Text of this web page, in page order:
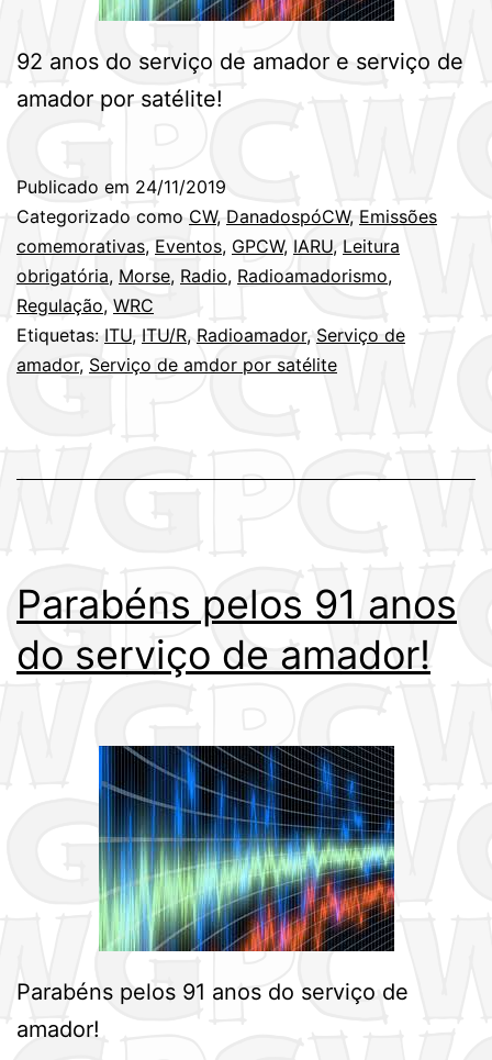
92 anos do serviço de amador e serviço de
amador por satélite!
Publicado em 24/11/2019
Categorizado como CW, DanadospóCW, Emissões
comemorativas, Eventos, GPCW, IARU, Leitura
obrigatória, Morse, Radio, Radioamadorismo,
Regulação, WRC
Etiquetas: ITU, ITU/R, Radioamador, Serviço de
amador, Serviço de amdor por satélite
Parabéns pelos 91 anos
do serviço de amador!
Parabéns pelos 91 anos do serviço de
amador!